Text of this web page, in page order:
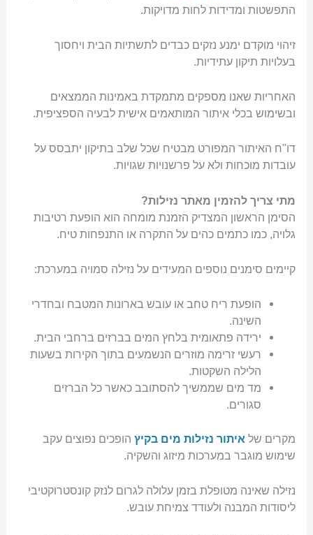
התפשטות ומדידות לחות מדויקות.
זיהוי מוקדם ימנע נזקים כבדים לתשתיות הבית ויחסוך
בעלויות תיקון עתידיות.
האחריות שאנו מספקים מתמקדת באמינות הממצאים
ובשימוש בכלי איתור המותאמים אישית לבעיה הספציפית.
דו"ח האיתור המפורט מבטיח שכל שלב בתיקון יתבסס על
עובדות מוכחות ולא על פרשנויות שגויות.
מתי צריך להזמין מאתר נזילות?
הסימן הראשון המצדיק הזמנת מומחה הוא הופעת רטיבות
גלויה, כמו כתמים כהים על התקרה או התנפחות טיח.
קיימים סימנים נוספים המעידים על נזילה סמויה במערכת:
הופעת ריח טחב או עובש בארונות המטבח ובחדרי
השינה.
ירידה פתאומית בלחץ המים בברזים ברחבי הבית.
רעשי זרימה מוזרים הנשמעים בתוך הקירות בשעות
הלילה השקטות.
מד מים שממשיך להסתובב כאשר כל הברזים
סגורים.
מקרים של איתור נזילות מים בקיץ הופכים נפוצים עקב
שימוש מוגבר במערכות מיזוג והשקיה.
נזילה שאינה מטופלת בזמן עלולה לגרום לנזק קונסטרוקטיבי
ליסודות המבנה ולעודד צמיחת עובש.